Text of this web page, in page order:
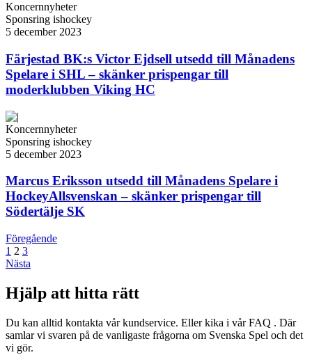
Koncernnyheter
Sponsring ishockey
5 december 2023
Färjestad BK:s Victor Ejdsell utsedd till Månadens
Spelare i SHL – skänker prispengar till
moderklubben Viking HC
Koncernnyheter
Sponsring ishockey
5 december 2023
Marcus Eriksson utsedd till Månadens Spelare i
HockeyAllsvenskan – skänker prispengar till
Södertälje SK
Föregående
1 2 3
Nästa
Hjälp att hitta rätt
Du kan alltid kontakta vår kundservice. Eller kika i vår FAQ . Där
samlar vi svaren på de vanligaste frågorna om Svenska Spel och det
vi gör.